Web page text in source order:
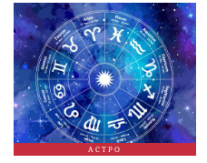
АСТРО